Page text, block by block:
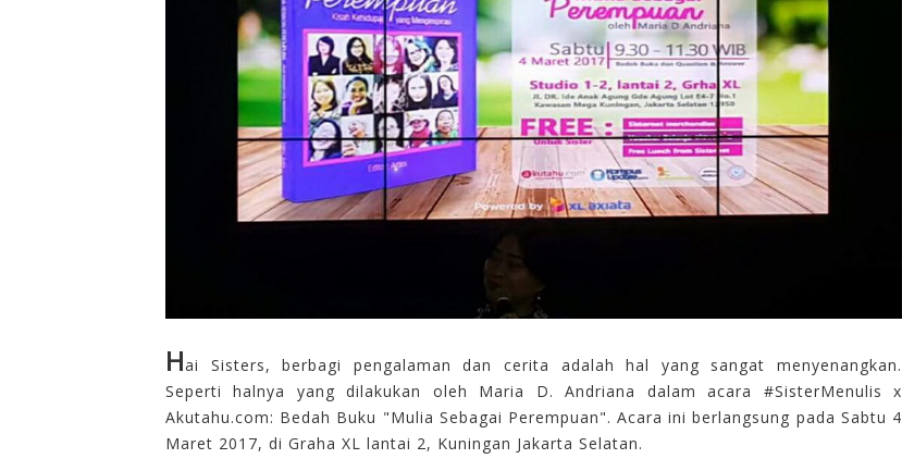
Hai Sisters, berbagi pengalaman dan cerita adalah hal yang sangat
menyenangkan.
Seperti
halnya yang dilakukan oleh Maria D. Andriana
dalam acara #SisterMenulis x
Akutahu.com: Bedah Buku "Mulia Sebagai Perempuan". Acara ini berlangsung pada Sabtu 4
Maret 2017, di Graha XL lantai 2, Kuningan Jakarta Selatan.